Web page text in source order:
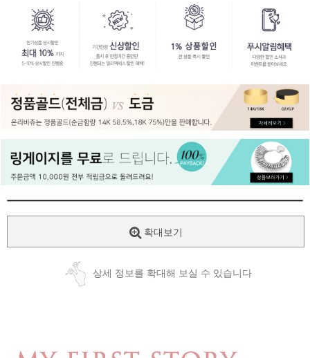
페이코 ID로
PAYCO 바로
확대보기
상세 정보를 확대해 보실 수 있습니다